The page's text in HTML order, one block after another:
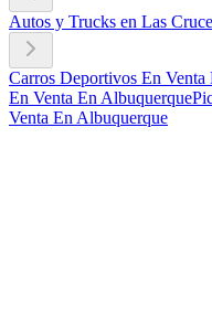
Autos y Trucks en Las
Carros Deportivos En
En Venta En Albuquerque
Venta En Albuquerque